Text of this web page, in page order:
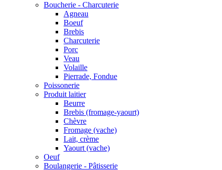
Boucherie - Charcuterie
Agneau
Boeuf
Brebis
Charcuterie
Porc
Veau
Volaille
Pierrade, Fondue
Poissonerie
Produit laitier
Beurre
Brebis (fromage-yaourt)
Chèvre
Fromage (vache)
Lait, crème
Yaourt (vache)
Oeuf
Boulangerie - Pâtisserie